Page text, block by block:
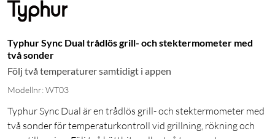
Typhur Sync Dual trådlös grill- och stektermometer med
två sonder
Följ två temperaturer samtidigt i appen
Modellnr: WT03
Typhur Sync Dual är en trådlös grill- och stektermometer med
två sonder för temperaturkontroll vid grillning, rökning och